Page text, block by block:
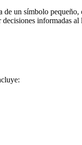
un símbolo
informadas